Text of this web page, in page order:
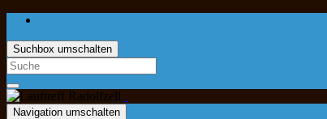
Suchbox umschalten
Navigation umschalten